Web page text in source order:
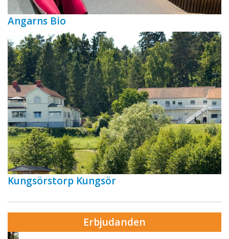
Angarns Bio
Kungsörstorp Kungsör
Erbjudanden